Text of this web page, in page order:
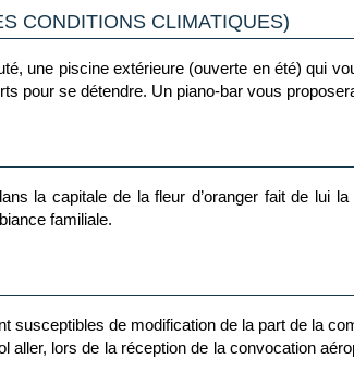
CONDITIONS CLIMATIQUES)
une piscine extérieure (ouverte en été) qui
pour se détendre. Un piano-bar vous
la capitale de la fleur d’oranger fait de lui
familiale.
susceptibles de modification de la part de la
lors de la réception de la convocation